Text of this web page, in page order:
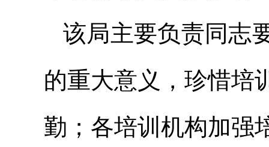
该局主要负责同志
的重大意义，珍惜培
勤；各培训机构加强